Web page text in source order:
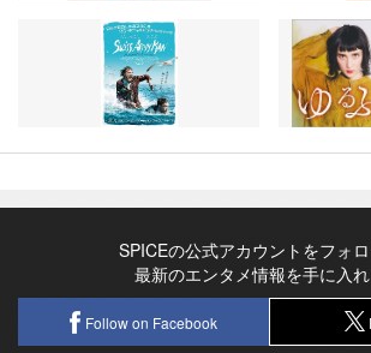
SPICEの公式アカウントをフォ
最新のエンタメ情報を手に入
Follow on Facebook